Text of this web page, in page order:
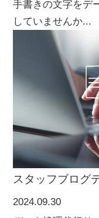
手書きの文字をデ
していませんか...
スタッフブログ
2024.09.30